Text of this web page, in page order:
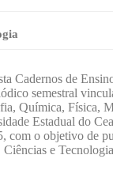
Cadernos de
semestral
Química, Física,
Estadual do
com o objetivo de
Ciências e